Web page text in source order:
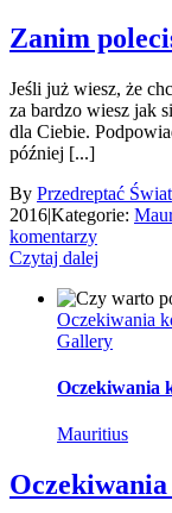
Zanim
Jeśli już wiesz, że
za bardzo wiesz jak
dla Ciebie.
później [...]
By Przedreptać Świat
2016|Kategorie:
komentarzy
Czytaj dalej
Oczekiwania
Gallery
Oczekiwania
Mauritius